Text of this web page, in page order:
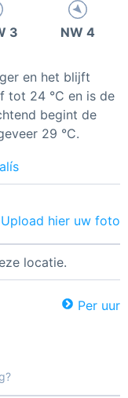
3 NW 4
en het blijft
tot 24 °C en is de
begint de
29 °C.
hier uw foto
locatie.
Per uur